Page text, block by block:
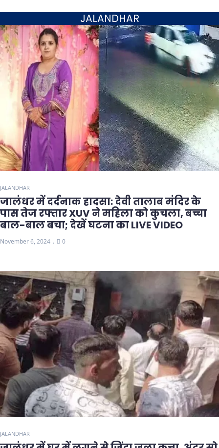
JALANDHAR
JALANDHAR
जालंधर में दर्दनाक हादसा: देवी तालाब मंदिर के
पास तेज रफ्तार XUV ने महिला को कुचला, बच्चा
बाल-बाल बचा; देखें घटना का LIVE VIDEO
November 6, 2024 0
JALANDHAR